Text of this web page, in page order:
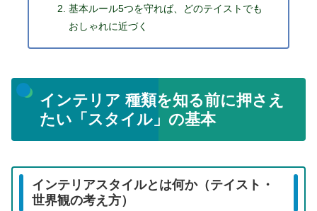
基本ルール5つを守れば、どのテイストでも
おしゃれに近づく
インテリア 種類を知る前に押さえ
たい「スタイル」の基本
インテリアスタイルとは何か（テイスト・
世界観の考え方）